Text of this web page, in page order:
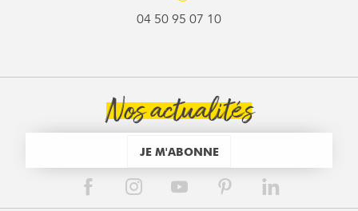
04 50 95 07 10
Nos actualités
JE M'ABONNE